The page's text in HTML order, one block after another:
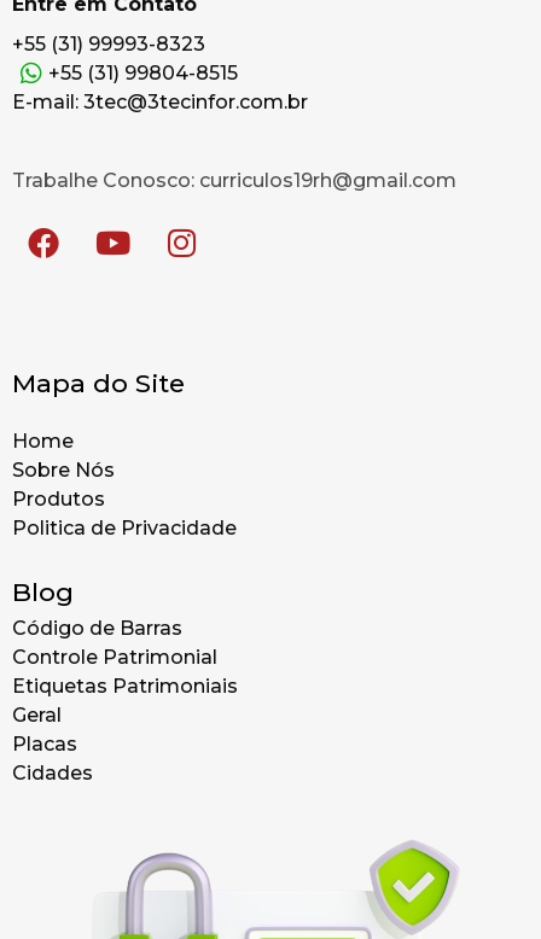
+55 (31) 99993-8323
+55 (31) 99804-8515
E-mail: 3tec@3tecinfor.com.br
Trabalhe Conosco: curriculos19rh@gmail.com
Mapa do Site
Home
Sobre Nós
Produtos
Politica de Privacidade
Blog
Código de Barras
Controle Patrimonial
Etiquetas Patrimoniais
Geral
Placas
Cidades